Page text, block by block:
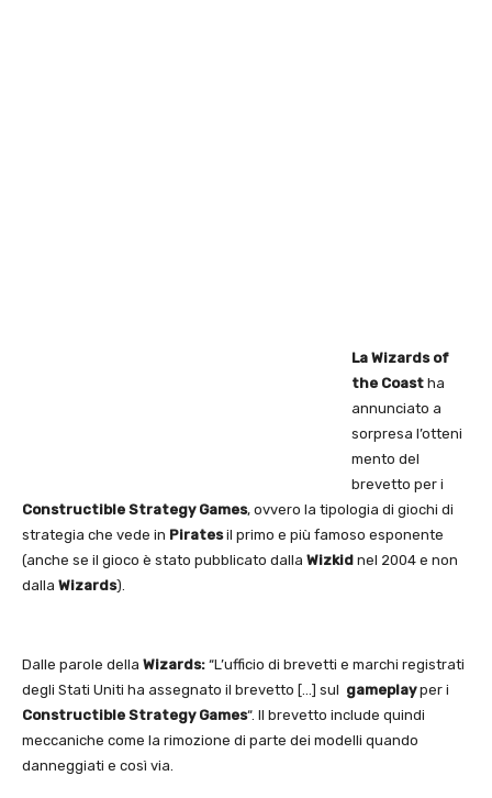
La Wizards of
the Coast ha
annunciato a
sorpresa l’otteni
mento del
brevetto per i
Constructible Strategy Games, ovvero la tipologia di giochi di
strategia che vede in Piratesil primo e più famoso esponente
(anche se il gioco è stato pubblicato dalla Wizkid nel 2004 e non
dalla Wizards).
Dalle parole della Wizards: “L’ufficio di brevetti e marchi registrati
degli Stati Uniti ha assegnato il brevetto […] sul gameplayper i
Constructible Strategy Games“. Il brevetto include quindi
meccaniche come la rimozione di parte dei modelli quando
danneggiati e così via.